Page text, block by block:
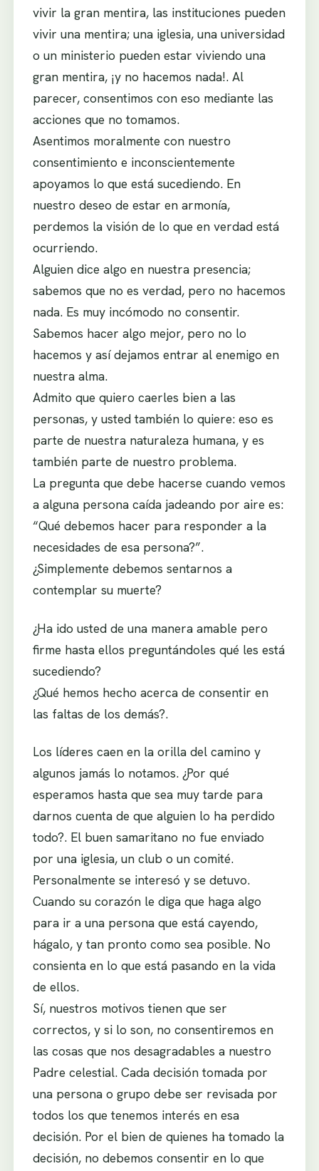
vivir la gran mentira, las instituciones pueden
vivir una mentira; una iglesia, una universidad
o un ministerio pueden estar viviendo una
gran mentira, ¡y no hacemos nada!. Al
parecer, consentimos con eso mediante las
acciones que no tomamos.
Asentimos moralmente con nuestro
consentimiento e inconscientemente
apoyamos lo que está sucediendo. En
nuestro deseo de estar en armonía,
perdemos la visión de lo que en verdad está
ocurriendo.
Alguien dice algo en nuestra presencia;
sabemos que no es verdad, pero no hacemos
nada. Es muy incómodo no consentir.
Sabemos hacer algo mejor, pero no lo
hacemos y así dejamos entrar al enemigo en
nuestra alma.
Admito que quiero caerles bien a las
personas, y usted también lo quiere: eso es
parte de nuestra naturaleza humana, y es
también parte de nuestro problema.
La pregunta que debe hacerse cuando vemos
a alguna persona caída jadeando por aire es:
“Qué debemos hacer para responder a la
necesidades de esa persona?”.
¿Simplemente debemos sentarnos a
contemplar su muerte?
¿Ha ido usted de una manera amable pero
firme hasta ellos preguntándoles qué les está
sucediendo?
¿Qué hemos hecho acerca de consentir en
las faltas de los demás?.
Los líderes caen en la orilla del camino y
algunos jamás lo notamos. ¿Por qué
esperamos hasta que sea muy tarde para
darnos cuenta de que alguien lo ha perdido
todo?. El buen samaritano no fue enviado
por una iglesia, un club o un comité.
Personalmente se interesó y se detuvo.
Cuando su corazón le diga que haga algo
para ir a una persona que está cayendo,
hágalo, y tan pronto como sea posible. No
consienta en lo que está pasando en la vida
de ellos.
Sí, nuestros motivos tienen que ser
correctos, y si lo son, no consentiremos en
las cosas que nos desagradables a nuestro
Padre celestial. Cada decisión tomada por
una persona o grupo debe ser revisada por
todos los que tenemos interés en esa
decisión. Por el bien de quienes ha tomado la
decisión, no debemos consentir en lo que